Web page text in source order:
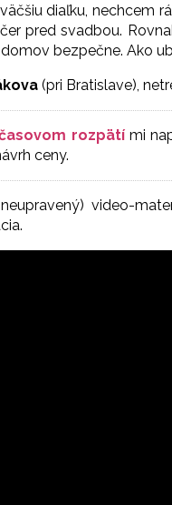
diaľku, nechcem
pred svadbou.
bezpečne. Ako
(pri Bratislave),
rozpätími
ceny.
video-